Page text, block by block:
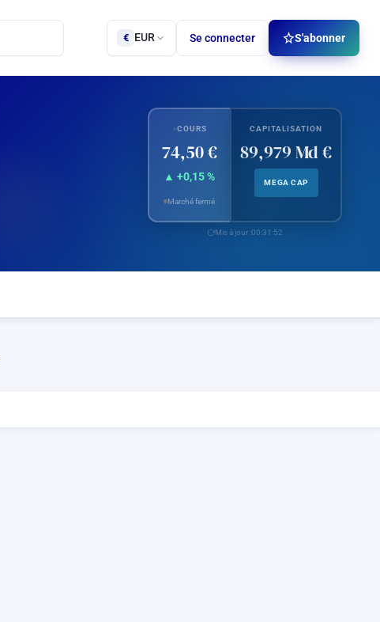
€ EUR Se connecter S'abonner
COURS
74,50 €
▲ +0,15 %
Marché fermé
CAPITALISATION
89,979 Md €
MEGA CAP
Mis à jour :00:31:52